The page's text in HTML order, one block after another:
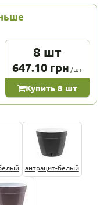
8 шт
647.10 грн /шт
Купить 8 шт
антрацит-белый